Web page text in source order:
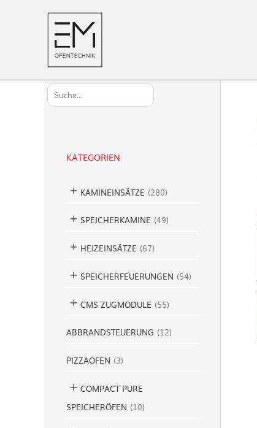
S
u
KATEGORIEN
KAMINEINSÄTZE (280)
SPEICHERKAMINE (49)
HEIZEINSÄTZE (67)
SPEICHERFEUERUNGEN (54)
CMS ZUGMODULE (55)
ABBRANDSTEUERUNG (12)
PIZZAOFEN (3)
COMPACT PURE
SPEICHERÖFEN (10)